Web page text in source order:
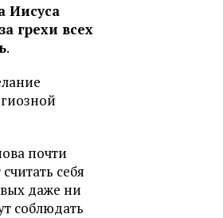
Иисуса
грехи всех
.
почти
себя
даже ни
соблюдать